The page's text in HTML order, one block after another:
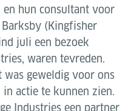
en hun consultant voor
(Kingfisher
juli een bezoek
waren tevreden.
was geweldig voor ons
actie te kunnen zien.
Industries een partner